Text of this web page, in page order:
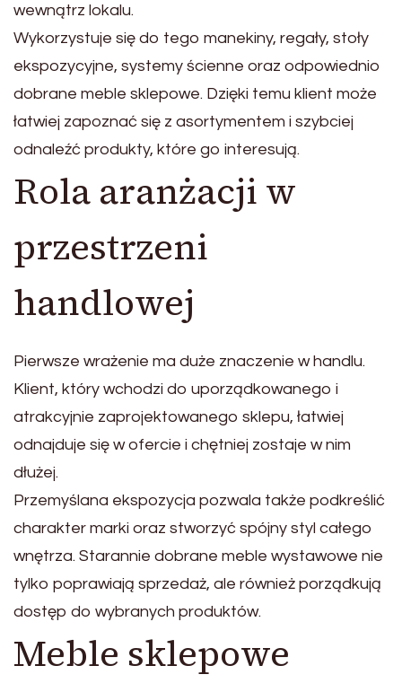
wewnątrz lokalu.
Wykorzystuje się do tego manekiny, regały, stoły
ekspozycyjne, systemy ścienne oraz odpowiednio
dobrane meble sklepowe. Dzięki temu klient może
łatwiej zapoznać się z asortymentem i szybciej
odnaleźć produkty, które go interesują.
Rola aranżacji w
przestrzeni
handlowej
Pierwsze wrażenie ma duże znaczenie w handlu.
Klient, który wchodzi do uporządkowanego i
atrakcyjnie zaprojektowanego sklepu, łatwiej
odnajduje się w ofercie i chętniej zostaje w nim
dłużej.
Przemyślana ekspozycja pozwala także podkreślić
charakter marki oraz stworzyć spójny styl całego
wnętrza. Starannie dobrane meble wystawowe nie
tylko poprawiają sprzedaż, ale również porządkują
dostęp do wybranych produktów.
Meble sklepowe